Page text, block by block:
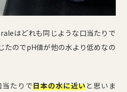
はどれも同じような口当たりで
たのでpH値が他の水より低めなの
当たりで日本の水に近いと思いま